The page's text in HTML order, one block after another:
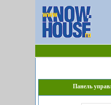
Панель